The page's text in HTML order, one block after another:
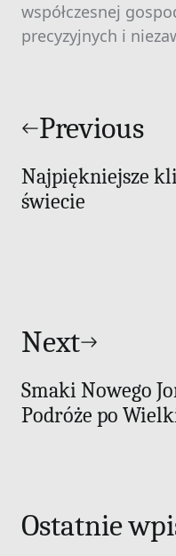
współczesnej
precyzyjnych i
wpisu
Previous
Najpiękniejsze
świecie
Next
Smaki Nowego
Podróże po
Ostatnie